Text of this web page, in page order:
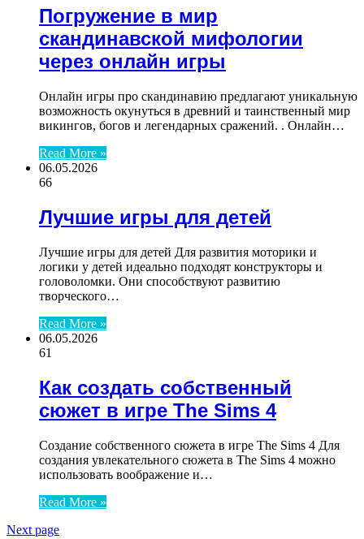
Погружение в мир
скандинавской мифологии
через онлайн игры
Онлайн игры про скандинавию предлагают уникальную
возможность окунуться в древний и таинственный мир
викингов, богов и легендарных сражений. . Онлайн…
Read More »
06.05.2026
66
Лучшие игры для детей
Лучшие игры для детей Для развития моторики и
логики у детей идеально подходят конструкторы и
головоломки. Они способствуют развитию
творческого…
Read More »
06.05.2026
61
Как создать собственный
сюжет в игре The Sims 4
Создание собственного сюжета в игре The Sims 4 Для
создания увлекательного сюжета в The Sims 4 можно
использовать воображение и…
Read More »
Next page